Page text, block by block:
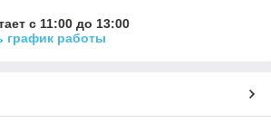
с 11:00 до 13:00
график работы